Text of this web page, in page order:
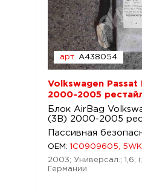
арт. A438054
Volkswagen Passat
2000-2005
Блок AirBag
(3B) 2000-2005
Пассивная
OEM: 1C0909605,
2003; Универсал.; 1,6;
Германии.